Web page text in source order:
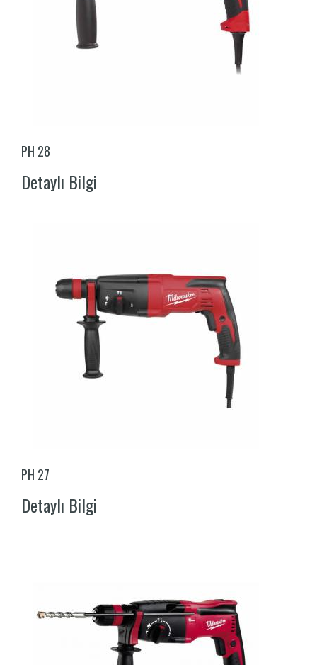
PH 28
Detaylı Bilgi
PH 27
Detaylı Bilgi